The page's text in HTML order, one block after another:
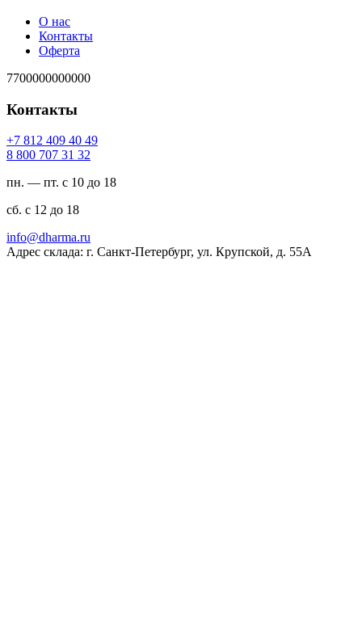
О нас
Контакты
Оферта
7700000000000
Контакты
94 04 904 218 7+
23 13 707 008 8
пн. — пт. с 10 до 18
сб. с 12 до 18
ur.amrahd@ofni
Адрес склада: г. Санкт-Петербург, ул. Крупской, д. 55А